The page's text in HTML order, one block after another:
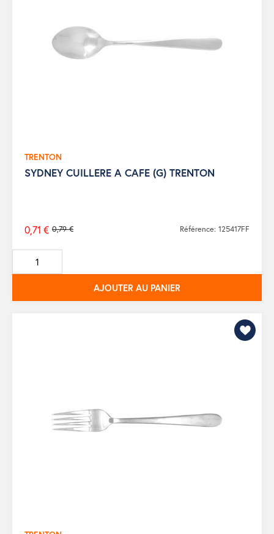
TRENTON
SYDNEY CUILLERE A CAFE (G) TRENTON
Prix
de
base
0,79 €
0,71 € Référence: 125417FF
AJOUTER AU PANIER